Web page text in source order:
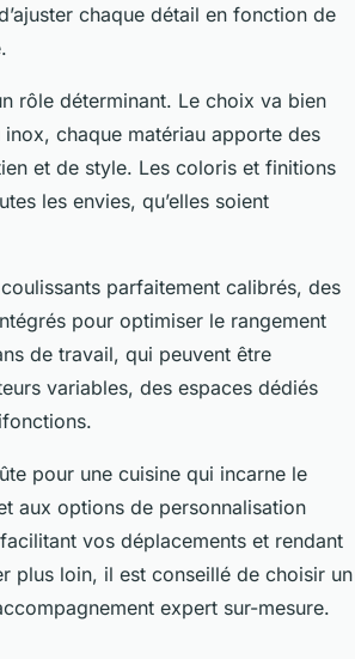
chaque détail en fonction de
rôle déterminant. Le choix va bien
chaque matériau apporte des
et de style. Les coloris et finitions
les envies, qu’elles soient
parfaitement calibrés, des
pour optimiser le rangement
de travail, qui peuvent être
variables, des espaces dédiés
pour une cuisine qui incarne le
aux options de personnalisation
vos déplacements et rendant
plus loin, il est conseillé de choisir un
expert sur-mesure.